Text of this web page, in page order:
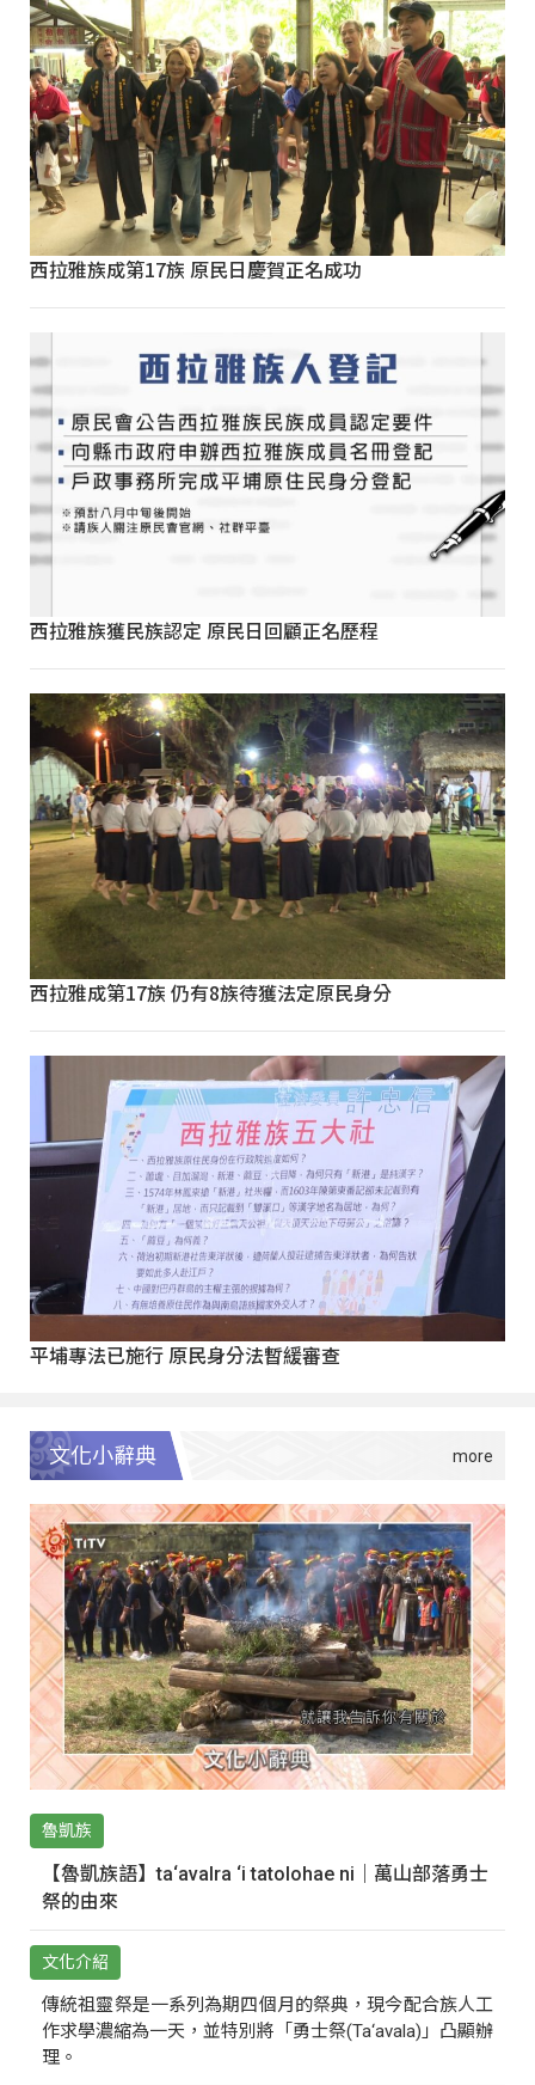
西拉雅族成第17族 原民日慶賀正名成功
西拉雅族獲民族認定 原民日回顧正名歷程
西拉雅成第17族 仍有8族待獲法定原民身分
平埔專法已施行 原民身分法暫緩審查
文化小辭典
魯凱族
【魯凱族語】ta‘avalra ‘i tatolohae ni｜萬山部落勇士
祭的由來
文化介紹
傳統祖靈祭是一系列為期四個月的祭典，現今配合族人工
作求學濃縮為一天，並特別將「勇士祭(Ta‘avala)」凸顯辦
理。